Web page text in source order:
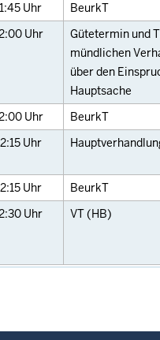
Uhr BeurkT
Uhr
Gütetermin und
mündlichen
über den
Hauptsache
Uhr BeurkT
Uhr
Uhr BeurkT
Uhr VT (HB)